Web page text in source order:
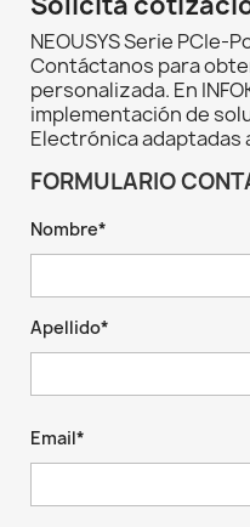
NEOUSYS Serie PCIe-
Contáctanos para
personalizada. En
implementación de
Electrónica adaptadas
FORMULARIO
Nombre*
Apellido*
Email*